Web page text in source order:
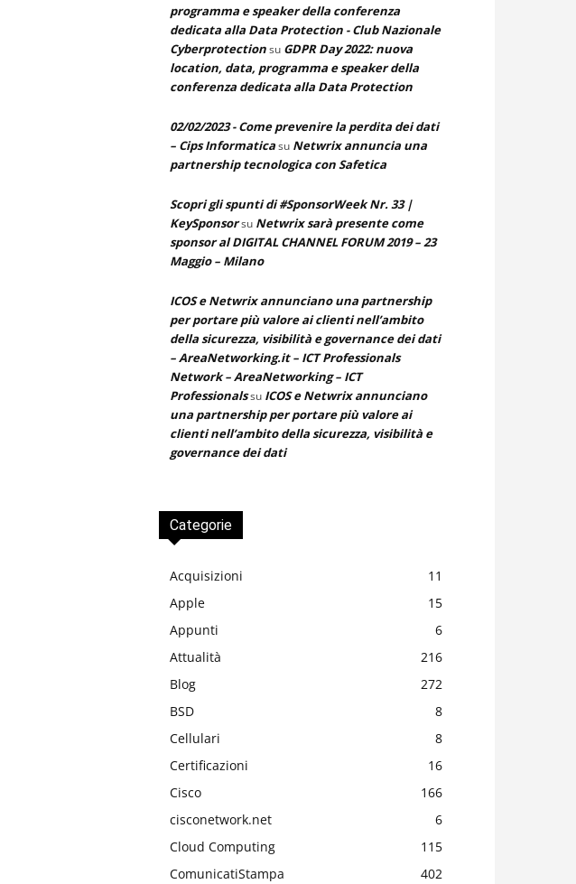
programma e speaker della conferenza
dedicata alla Data Protection - Club Nazionale
Cyberprotectionsu GDPR Day 2022: nuova
location, data, programma e speaker della
conferenza dedicata alla Data Protection
02/02/2023 - Come prevenire la perdita dei dati
– Cips Informaticasu Netwrix annuncia una
partnership tecnologica con Safetica
Scopri gli spunti di #SponsorWeek Nr. 33 |
KeySponsorsu Netwrix sarà presente come
sponsor al DIGITAL CHANNEL FORUM 2019 – 23
Maggio – Milano
ICOS e Netwrix annunciano una partnership
per portare più valore ai clienti nell’ambito
della sicurezza, visibilità e governance dei dati
– AreaNetworking.it – ICT Professionals
Network – AreaNetworking – ICT
Professionalssu ICOS e Netwrix annunciano
una partnership per portare più valore ai
clienti nell’ambito della sicurezza, visibilità e
governance dei dati
Categorie
Acquisizioni
11
Apple
15
Appunti
6
Attualità
216
Blog
272
BSD
8
Cellulari
8
Certificazioni
16
Cisco
166
cisconetwork.net
6
Cloud Computing
115
ComunicatiStampa
402